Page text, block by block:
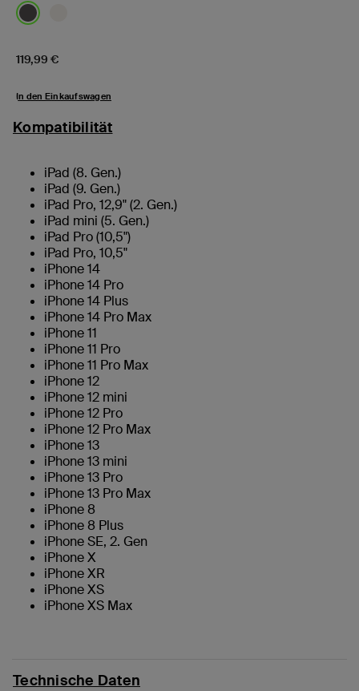
Price:
119,99 €
In den Einkaufswagen
Kompatibilität
iPad (8. Gen.)
iPad (9. Gen.)
iPad Pro, 12,9" (2. Gen.)
iPad mini (5. Gen.)
iPad Pro (10,5")
iPad Pro, 10,5"
iPhone 14
iPhone 14 Pro
iPhone 14 Plus
iPhone 14 Pro Max
iPhone 11
iPhone 11 Pro
iPhone 11 Pro Max
iPhone 12
iPhone 12 mini
iPhone 12 Pro
iPhone 12 Pro Max
iPhone 13
iPhone 13 mini
iPhone 13 Pro
iPhone 13 Pro Max
iPhone 8
iPhone 8 Plus
iPhone SE, 2. Gen
iPhone X
iPhone XR
iPhone XS
iPhone XS Max
Technische Daten